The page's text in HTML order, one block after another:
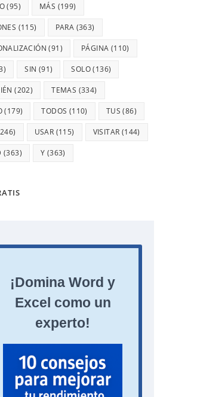
(95) MÁS (199)
(115) PARA (363)
(91) PÁGINA (110)
SIN (91) SOLO(136)
(202) TEMAS (334)
(179) TODOS (110) TUS (86)
USAR (115) VISITAR (144)
(363) Y (363)